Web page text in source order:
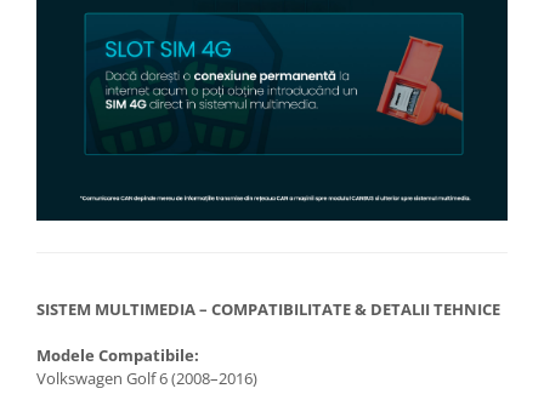
SISTEM MULTIMEDIA – COMPATIBILITATE & DETALII TEHNICE
Modele Compatibile:
Volkswagen Golf 6 (2008–2016)